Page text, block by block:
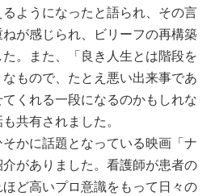
ようになったと語られ、その言
が感じられ、ビリーフの再構築
。また、「良き人生とは階段を
もので、たとえ悪い出来事であ
くれる一段になるのかもしれな
共有されました。
かに話題となっている映画「ナ
がありました。看護師が患者の
ど高いプロ意識をもって日々の